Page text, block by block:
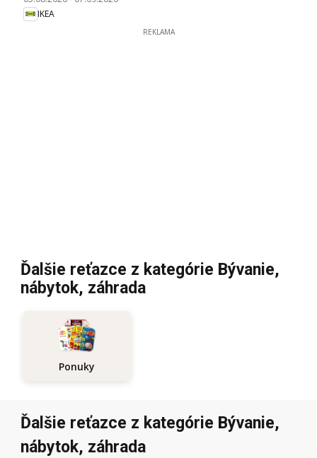
IKEA
REKLAMA
Ďalšie reťazce z kategórie Bývanie,
nábytok, záhrada
Ponuky
Ďalšie reťazce z kategórie Bývanie,
nábytok, záhrada